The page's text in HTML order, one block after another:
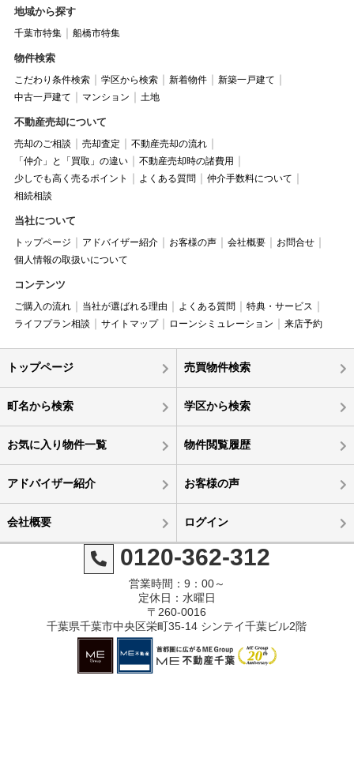
地域から探す
千葉市特集 船橋市特集
物件検索
こだわり条件検索 学区から検索 新着物件
新築一戸建て
中古一戸建て
マンション 土地
不動産売却について
売却のご相談 売却査定
不動産売却の流れ
「仲介」と「買取」の違い
不動産売却時の諸費用
少しでも高く売るポイント
よくある質問
仲介手数料について
相続相談
当社について
トップページ アドバイザー紹介 お客様の声 会社概要
お問合せ
個人情報の取扱いについて
コンテンツ
ご購入の流れ 当社が選ばれる理由 よくある質問
特典・サービス
ライフプラン相談
サイトマップ ローンシミュレーション 来店予約
トップページ 売買物件検索
町名から検索 学区から検索
お気に入り物件一覧 物件閲覧履歴
アドバイザー紹介 お客様の声
会社概要 ログイン
0120-362-312
営業時間：9：00～
定休日：水曜日
〒260-0016
千葉県千葉市中央区栄町35-14 シンテイ千葉ビル2階